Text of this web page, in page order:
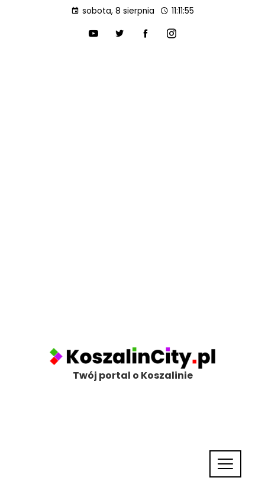
sobota, 8 sierpnia 11:11:56
Twój portal o Koszalinie